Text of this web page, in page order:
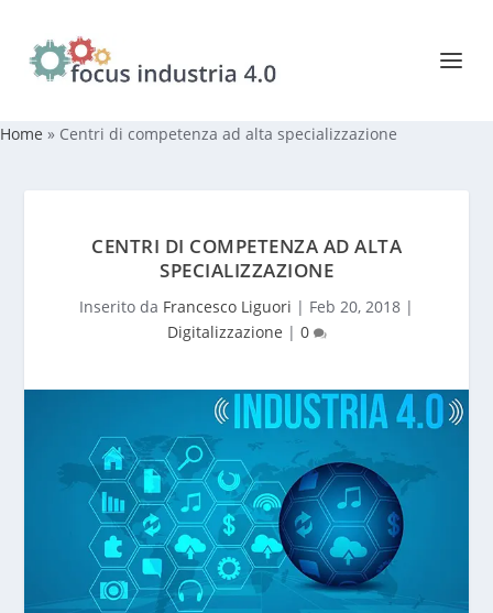
Home » Centri di competenza ad alta specializzazione
CENTRI DI COMPETENZA AD ALTA
SPECIALIZZAZIONE
Inserito da Francesco Liguori | Feb 20, 2018 |
Digitalizzazione | 0